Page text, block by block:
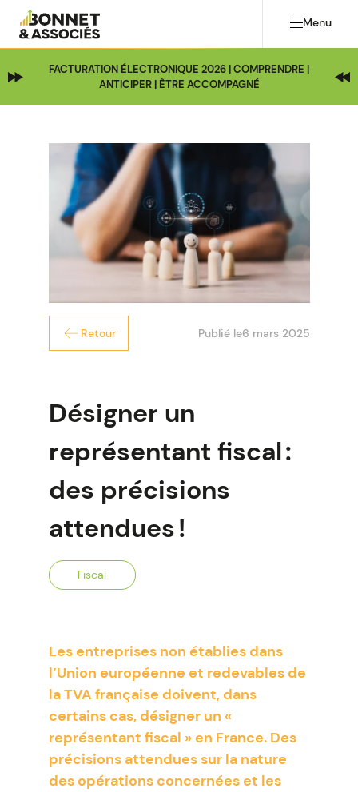
Menu
FACTURATION ÉLECTRONIQUE 2026 | COMPRENDRE |
ANTICIPER | ÊTRE ACCOMPAGNÉ
Retour Publié le6 mars 2025
Désigner un
représentant fiscal :
des précisions
attendues !
Fiscal
Les entreprises non établies dans
l’Union européenne et redevables de
la TVA française doivent, dans
certains cas, désigner un «
représentant fiscal » en France. Des
précisions attendues sur la nature
des opérations concernées et les